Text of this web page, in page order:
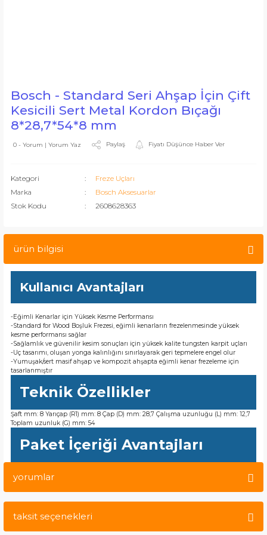
Bosch - Standard Seri Ahşap İçin Çift
Kesicili Sert Metal Kordon Bıçağı
8*28,7*54*8 mm
0 - Yorum | Yorum Yaz Paylaş Fiyatı Düşünce Haber Ver
Kategori
Freze Uçları
Marka
Bosch Aksesuarlar
Stok Kodu
2608628363
ürün bilgisi
Kullanıcı Avantajları
-Eğimli Kenarlar için Yüksek Kesme Performansı
-Standard for Wood Boşluk Frezesi, eğimli kenarların frezelenmesinde yüksek
kesme performansı sağlar
-Sağlamlık ve güvenilir kesim sonuçları için yüksek kalite tungsten karpit uçları
-Uç tasarımı, oluşan yonga kalınlığını sınırlayarak geri tepmelere engel olur
-Yumuşak/sert masif ahşap ve kompozit ahşapta eğimli kenar frezeleme için
tasarlanmıştır
Teknik Özellikler
Şaft mm: 8 Yarıçap (R1) mm: 8 Çap (D) mm: 28,7 Çalışma uzunluğu (L) mm: 12,7
Toplam uzunluk (G) mm: 54
Paket İçeriği Avantajları
yorumlar
taksit seçenekleri